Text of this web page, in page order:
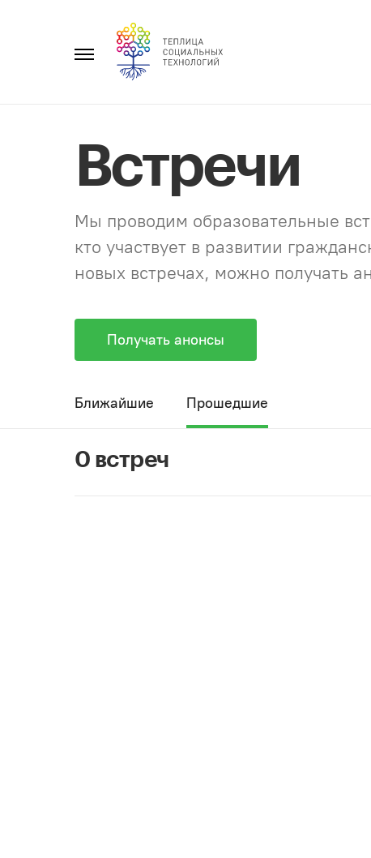
Главное
Встречи
Мы проводим образовательные
кто участвует в развитии
новых встречах, можно получать
Получать анонсы
Ближайшие Прошедшие
0 встреч